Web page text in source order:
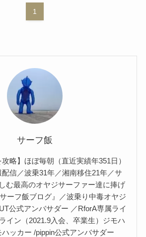
1
サーフ飯
攻略】ほぼ毎朝（直近実績年351日）
信／波乗31年／湘南移住21年／サ
む最高のオヤジサーファー達に捧げ
ーフ飯ブログ』／波乗り中毒オヤジ
公式アンバサダー ／RforA専属ライ
イン（2021.9入会、卒業生）ジモハ
ッカー /pippin公式アンバサダー